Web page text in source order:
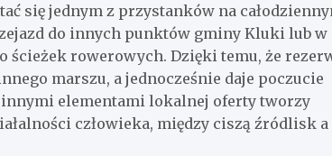
się jednym z przystanków na
do innych punktów gminy Kluki lub w
ścieżek rowerowych. Dzięki temu, że
marszu, a jednocześnie daje poczucie
innymi elementami lokalnej oferty tworzy
człowieka, między ciszą źródlisk a